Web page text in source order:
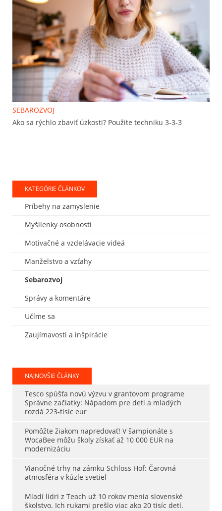
SEBAROZVOJ
Ako sa rýchlo zbaviť úzkosti? Použite techniku 3-3-3
KATEGÓRIE ČLÁNKOV
Príbehy na zamyslenie
Myšlienky osobností
Motivačné a vzdelávacie videá
Manželstvo a vzťahy
Sebarozvoj
Správy a komentáre
Učíme sa
Zaujímavosti a inšpirácie
NAJNOVŠIE ČLÁNKY
Tesco spúšťa novú výzvu v grantovom programe
Správne začiatky: Nápadom pre deti a mladých
rozdá 223-tisíc eur
Pomôžte žiakom napredovať! V šampionáte s
WocaBee môžu školy získať až 10 000 EUR na
modernizáciu
Vianočné trhy na zámku Schloss Hof: Čarovná
atmosféra v kúzle svetiel
Mladí lídri z Teach už 10 rokov menia slovenské
školstvo. Ich rukami prešlo viac ako 20 tisíc detí.